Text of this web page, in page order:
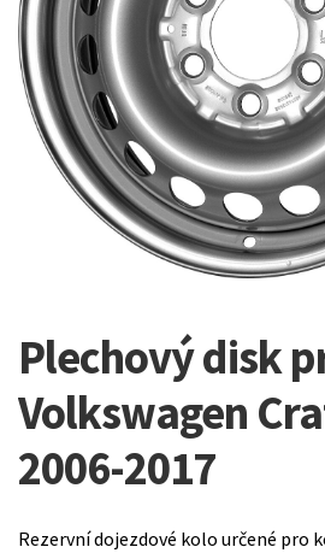
Plechový disk
Volkswagen
2006-2017
Rezervní dojezdové kolo určené pro